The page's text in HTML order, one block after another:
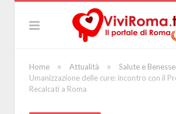
Home » Attualità » Salute e
Umanizzazione delle cure: incontro con il
Recalcati a Roma